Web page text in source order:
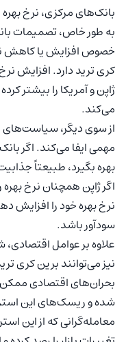
بانک‌های مرکزی، نرخ
به طور خاص، تصمیمات
خصوص افزایش یا کاهش
کری ترید دارد. افزایش
ژاپن و آمریکا را بیشتر
می‌کند.
از سوی دیگر، سیاست‌های
مهمی ایفا می‌کند. اگر
بهره بگیرد، طبیعتاً
اگر ژاپن همچنان نرخ
نرخ بهره خود را افزایش
سودآور باشد.
علاوه بر عوامل
نیز می‌توانند بر ین کری
بحران‌های اقتصادی ممکن
شده و ریسک‌های این
معامله‌گرانی که از این